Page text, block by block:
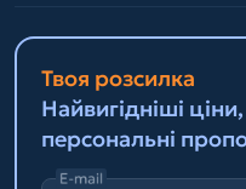
Твоя розсилка
Найвигідніші ціни,
персональні
E-mail